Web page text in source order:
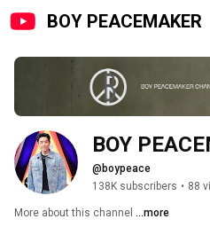
BOY PEACEMAKER
BOY
@boypeace
138K subscribers • 88
More about this channel ...more